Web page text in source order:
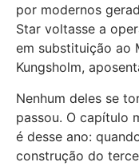
por modernos
Star voltasse a
em substituição ao
Kungsholm,
Nenhum deles se
passou. O capítulo
é desse ano:
construção do